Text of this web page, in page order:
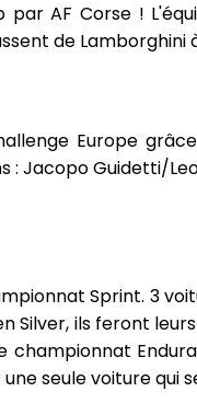
AF Corse !
de
Europe
: Jacopo Guidetti/
Sprint. 3
Silver, ils feront
championnat
seule voiture qui